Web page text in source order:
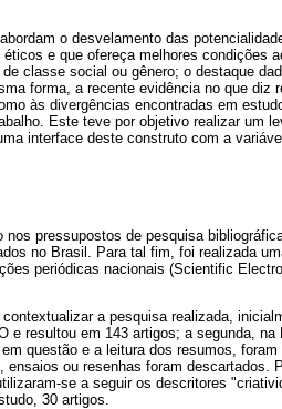
o desvelamento das
e que ofereça melhores condições
classe social ou gênero; o destaque
forma, a recente evidência no que diz
às divergências encontradas em
Este teve por objetivo realizar um
interface deste construto com a
pressupostos de pesquisa
no Brasil. Para tal fim, foi realizada
periódicas nacionais (Scientific
a pesquisa realizada,
e resultou em 143 artigos; a segunda, na
questão e a leitura dos resumos,
ou resenhas foram descartados.
se a seguir os descritores
30 artigos.